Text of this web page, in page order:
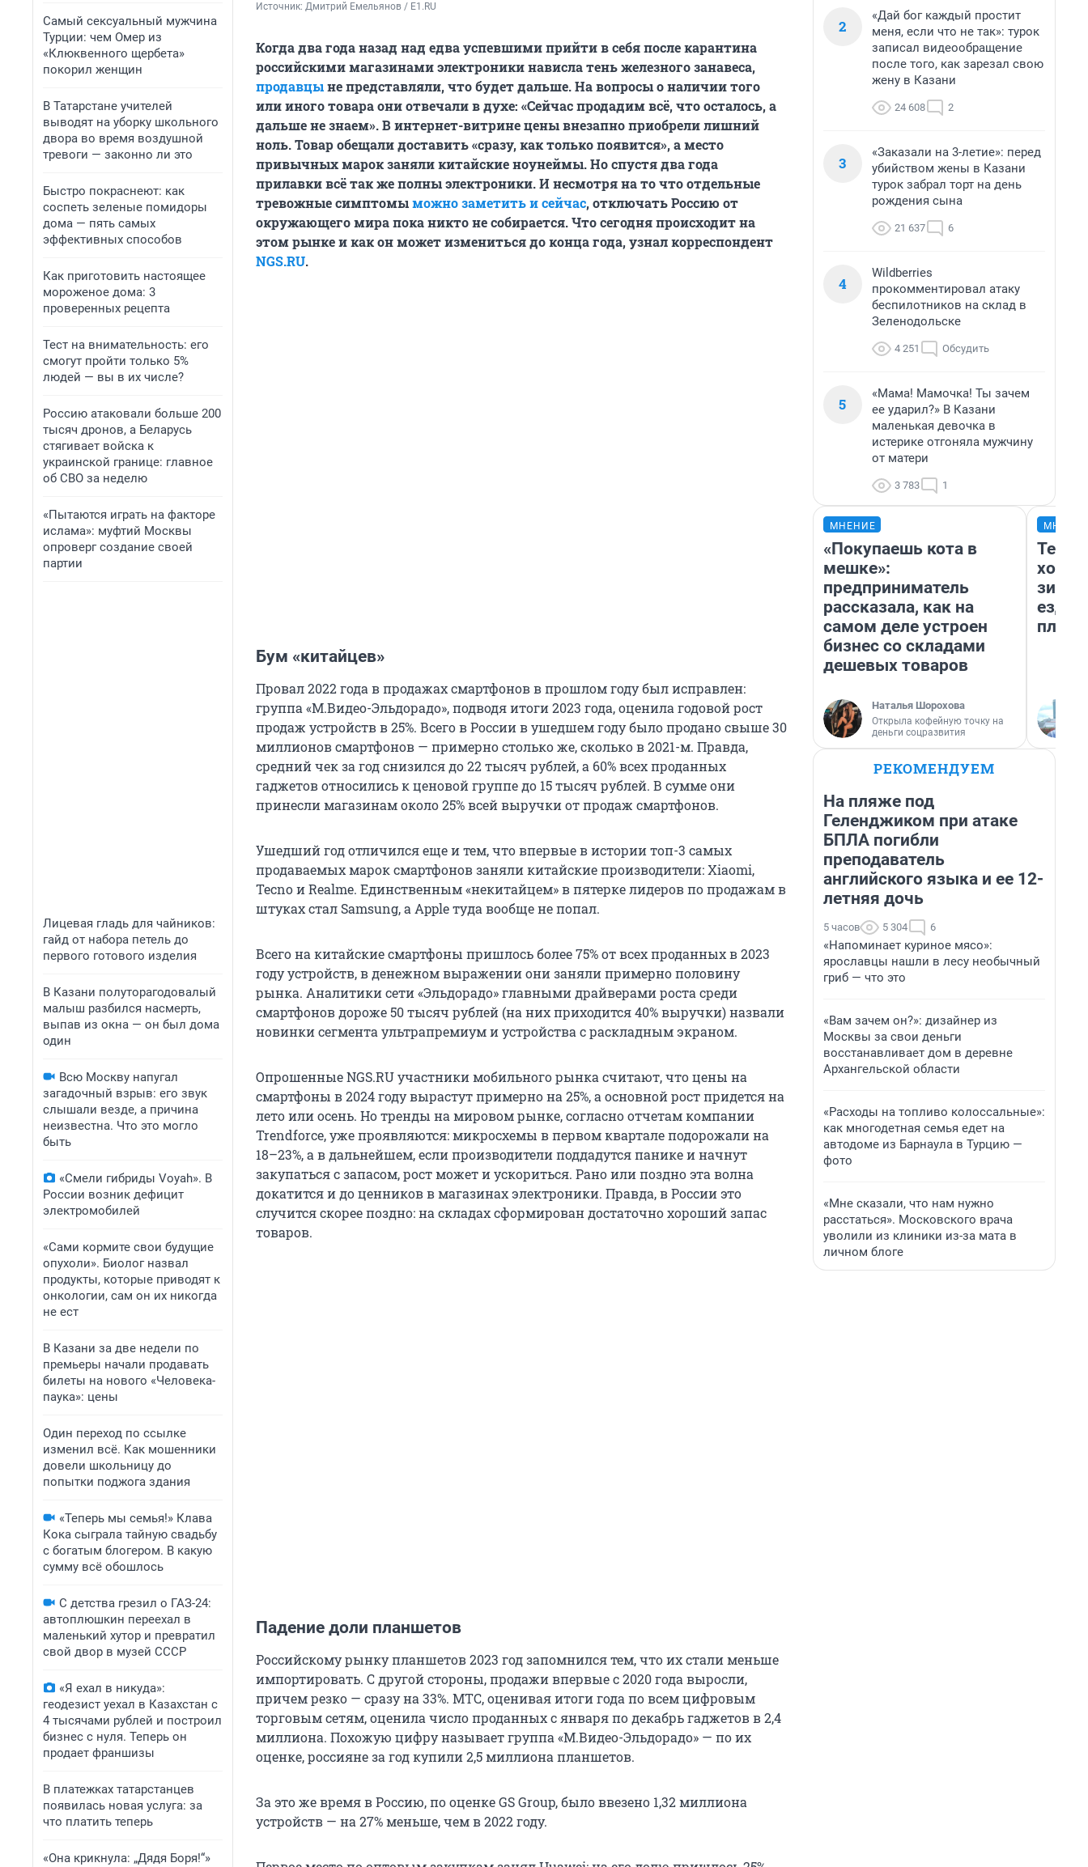
Самый сексуальный мужчина
Турции: чем Омер из
«Клюквенного щербета»
покорил женщин
В Татарстане учителей
выводят на уборку школьного
двора во время воздушной
тревоги — законно ли это
Быстро покраснеют: как
соспеть зеленые помидоры
дома — пять самых
эффективных способов
Как приготовить настоящее
мороженое дома: 3
проверенных рецепта
Тест на внимательность: его
смогут пройти только 5%
людей — вы в их числе?
Россию атаковали больше 200
тысяч дронов, а Беларусь
стягивает войска к
украинской границе: главное
об СВО за неделю
«Пытаются играть на факторе
ислама»: муфтий Москвы
опроверг создание своей
партии
Лицевая гладь для чайников:
гайд от набора петель до
первого готового изделия
В Казани полуторагодовалый
малыш разбился насмерть,
выпав из окна — он был дома
один
Всю Москву напугал
загадочный взрыв: его звук
слышали везде, а причина
неизвестна. Что это могло
быть
«Смели гибриды Voyah». В
России возник дефицит
электромобилей
«Сами кормите свои будущие
опухоли». Биолог назвал
продукты, которые приводят к
онкологии, сам он их никогда
не ест
В Казани за две недели по
премьеры начали продавать
билеты на нового «Человека-
паука»: цены
Один переход по ссылке
изменил всё. Как мошенники
довели школьницу до
попытки поджога здания
«Теперь мы семья!» Клава
Кока сыграла тайную свадьбу
с богатым блогером. В какую
сумму всё обошлось
С детства грезил о ГАЗ-24:
автоплюшкин переехал в
маленький хутор и превратил
свой двор в музей СССР
«Я ехал в никуда»:
геодезист уехал в Казахстан с
4 тысячами рублей и построил
бизнес с нуля. Теперь он
продает франшизы
В платежках татарстанцев
появилась новая услуга: за
что платить теперь
«Она крикнула: „Дядя Боря!“»
Источник: Дмитрий Емельянов / E1.RU
Когда два года назад над едва успевшими прийти в себя после карантина
российскими магазинами электроники нависла тень железного занавеса,
продавцыне представляли, что будет дальше. На вопросы о наличии того
или иного товара они отвечали в духе: «Сейчас продадим всё, что осталось, а
дальше не знаем». В интернет-витрине цены внезапно приобрели лишний
ноль. Товар обещали доставить «сразу, как только появится», а место
привычных марок заняли китайские ноунеймы. Но спустя два года
прилавки всё так же полны электроники. И несмотря на то что отдельные
тревожные симптомыможно заметить и сейчас, отключать Россию от
окружающего мира пока никто не собирается. Что сегодня происходит на
этом рынке и как он может измениться до конца года, узнал корреспондент
NGS.RU.
Бум «китайцев»
Провал 2022 года в продажах смартфонов в прошлом году был исправлен:
группа «М.Видео-Эльдорадо», подводя итоги 2023 года, оценила годовой рост
продаж устройств в 25%. Всего в России в ушедшем году было продано свыше 30
миллионов смартфонов — примерно столько же, сколько в 2021-м. Правда,
средний чек за год снизился до 22 тысяч рублей, а 60% всех проданных
гаджетов относились к ценовой группе до 15 тысяч рублей. В сумме они
принесли магазинам около 25% всей выручки от продаж смартфонов.
Ушедший год отличился еще и тем, что впервые в истории топ-3 самых
продаваемых марок смартфонов заняли китайские производители: Xiaomi,
Tecno и Realme. Единственным «некитайцем» в пятерке лидеров по продажам в
штуках стал Samsung, а Apple туда вообще не попал.
Всего на китайские смартфоны пришлось более 75% от всех проданных в 2023
году устройств, в денежном выражении они заняли примерно половину
рынка. Аналитики сети «Эльдорадо» главными драйверами роста среди
смартфонов дороже 50 тысяч рублей (на них приходится 40% выручки) назвали
новинки сегмента ультрапремиум и устройства с раскладным экраном.
Опрошенные NGS.RU участники мобильного рынка считают, что цены на
смартфоны в 2024 году вырастут примерно на 25%, а основной рост придется на
лето или осень. Но тренды на мировом рынке, согласно отчетам компании
Trendforce, уже проявляются: микросхемы в первом квартале подорожали на
18–23%, а в дальнейшем, если производители поддадутся панике и начнут
закупаться с запасом, рост может и ускориться. Рано или поздно эта волна
докатится и до ценников в магазинах электроники. Правда, в России это
случится скорее поздно: на складах сформирован достаточно хороший запас
товаров.
Падение доли планшетов
Российскому рынку планшетов 2023 год запомнился тем, что их стали меньше
импортировать. С другой стороны, продажи впервые с 2020 года выросли,
причем резко — сразу на 33%. МТС, оценивая итоги года по всем цифровым
торговым сетям, оценила число проданных с января по декабрь гаджетов в 2,4
миллиона. Похожую цифру называет группа «М.Видео-Эльдорадо» — по их
оценке, россияне за год купили 2,5 миллиона планшетов.
За это же время в Россию, по оценке GS Group, было ввезено 1,32 миллиона
устройств — на 27% меньше, чем в 2022 году.
2
«Дай бог каждый простит
меня, если что не так»: турок
записал видеообращение
после того, как зарезал свою
жену в Казани
24 608 2
3
«Заказали на 3-летие»: перед
убийством жены в Казани
турок забрал торт на день
рождения сына
21 637 6
4
Wildberries
прокомментировал атаку
беспилотников на склад в
Зеленодольске
4 251 Обсудить
5
«Мама! Мамочка! Ты зачем
ее ударил?» В Казани
маленькая девочка в
истерике отгоняла мужчину
от матери
3 783 1
МНЕНИЕ
«Покупаешь кота в
мешке»:
предприниматель
рассказала, как на
самом деле устроен
бизнес со складами
дешевых товаров
Наталья Шорохова
Открыла кофейную точку на
деньги соцразвития
ездит
РЕКОМЕНДУЕМ
На пляже под
Геленджиком при атаке
БПЛА погибли
преподаватель
английского языка и ее 12-
летняя дочь
5 часов 5 304 6
«Напоминает куриное мясо»:
ярославцы нашли в лесу необычный
гриб — что это
«Вам зачем он?»: дизайнер из
Москвы за свои деньги
восстанавливает дом в деревне
Архангельской области
«Расходы на топливо колоссальные»:
как многодетная семья едет на
автодоме из Барнаула в Турцию —
фото
«Мне сказали, что нам нужно
расстаться». Московского врача
уволили из клиники из-за мата в
личном блоге